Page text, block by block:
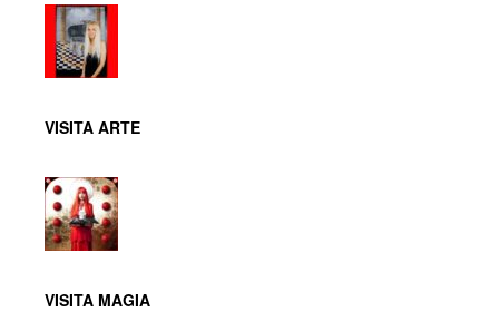
VISITA ARTE
VISITA MAGIA